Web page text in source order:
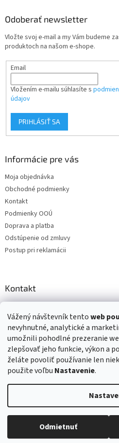
Vážený návštevník tentoweb
nevyhnutné, analytické a
umožnili pohodlné prezeranie
zlepšovať jeho funkcie, výkon a
želáte povoliť používanie len
použite voľbu Nastavenie.
Odmietnuť
Odoberať newsletter
Vložte svoj e-mail a my Vám budeme
produktoch na našom e-shope.
Email
Vložením e-mailu súhlasíte s
údajov
PRIHLÁSIŤ SA
Informácie pre vás
Moja objednávka
Obchodné podmienky
Kontakt
Podmienky OOÚ
Doprava a platba
Odstúpenie od zmluvy
Postup pri reklamácii
Kontakt
+421 903 144 673
Copyright 2026ZuziHračky.sk.
nastavenie